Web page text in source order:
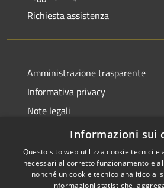
Richiesta assistenza
Amministrazione trasparente
Informativa privacy
Note legali
Dichiarazione di accessibilità
Informazioni sui
Questo sito web utilizza cookie tecnici
necessari al corretto funzionamento e
nonché un cookie tecnico analitico al
informazioni statistiche,